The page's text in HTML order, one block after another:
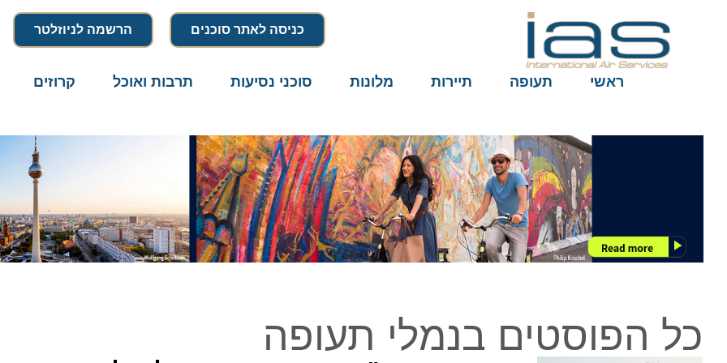
כניסה לאתר סוכנים הרשמה לניוזלטר
ראשי תעופה תיירות מלונות סוכני נסיעות תרבות ואוכל קרוזים
כל הפוסטים בנמלי תעופה